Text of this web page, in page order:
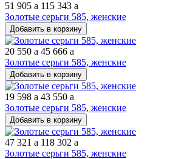
51 905 a 115 343 a
Золотые серьги 585, женские
Добавить в корзину
20 550 a 45 666 a
Золотые серьги 585, женские
Добавить в корзину
19 598 a 43 550 a
Золотые серьги 585, женские
Добавить в корзину
47 321 a 118 302 a
Золотые серьги 585, женские